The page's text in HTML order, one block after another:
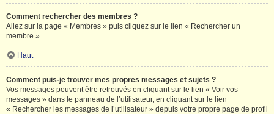
Comment rechercher des membres ?
Allez sur la page « Membres » puis cliquez sur le lien « Rechercher un
membre ».
Haut
Comment puis-je trouver mes propres messages et sujets ?
Vos messages peuvent être retrouvés en cliquant sur le lien « Voir vos
messages » dans le panneau de l’utilisateur, en cliquant sur le lien
« Rechercher les messages de l’utilisateur » depuis votre propre page de profil